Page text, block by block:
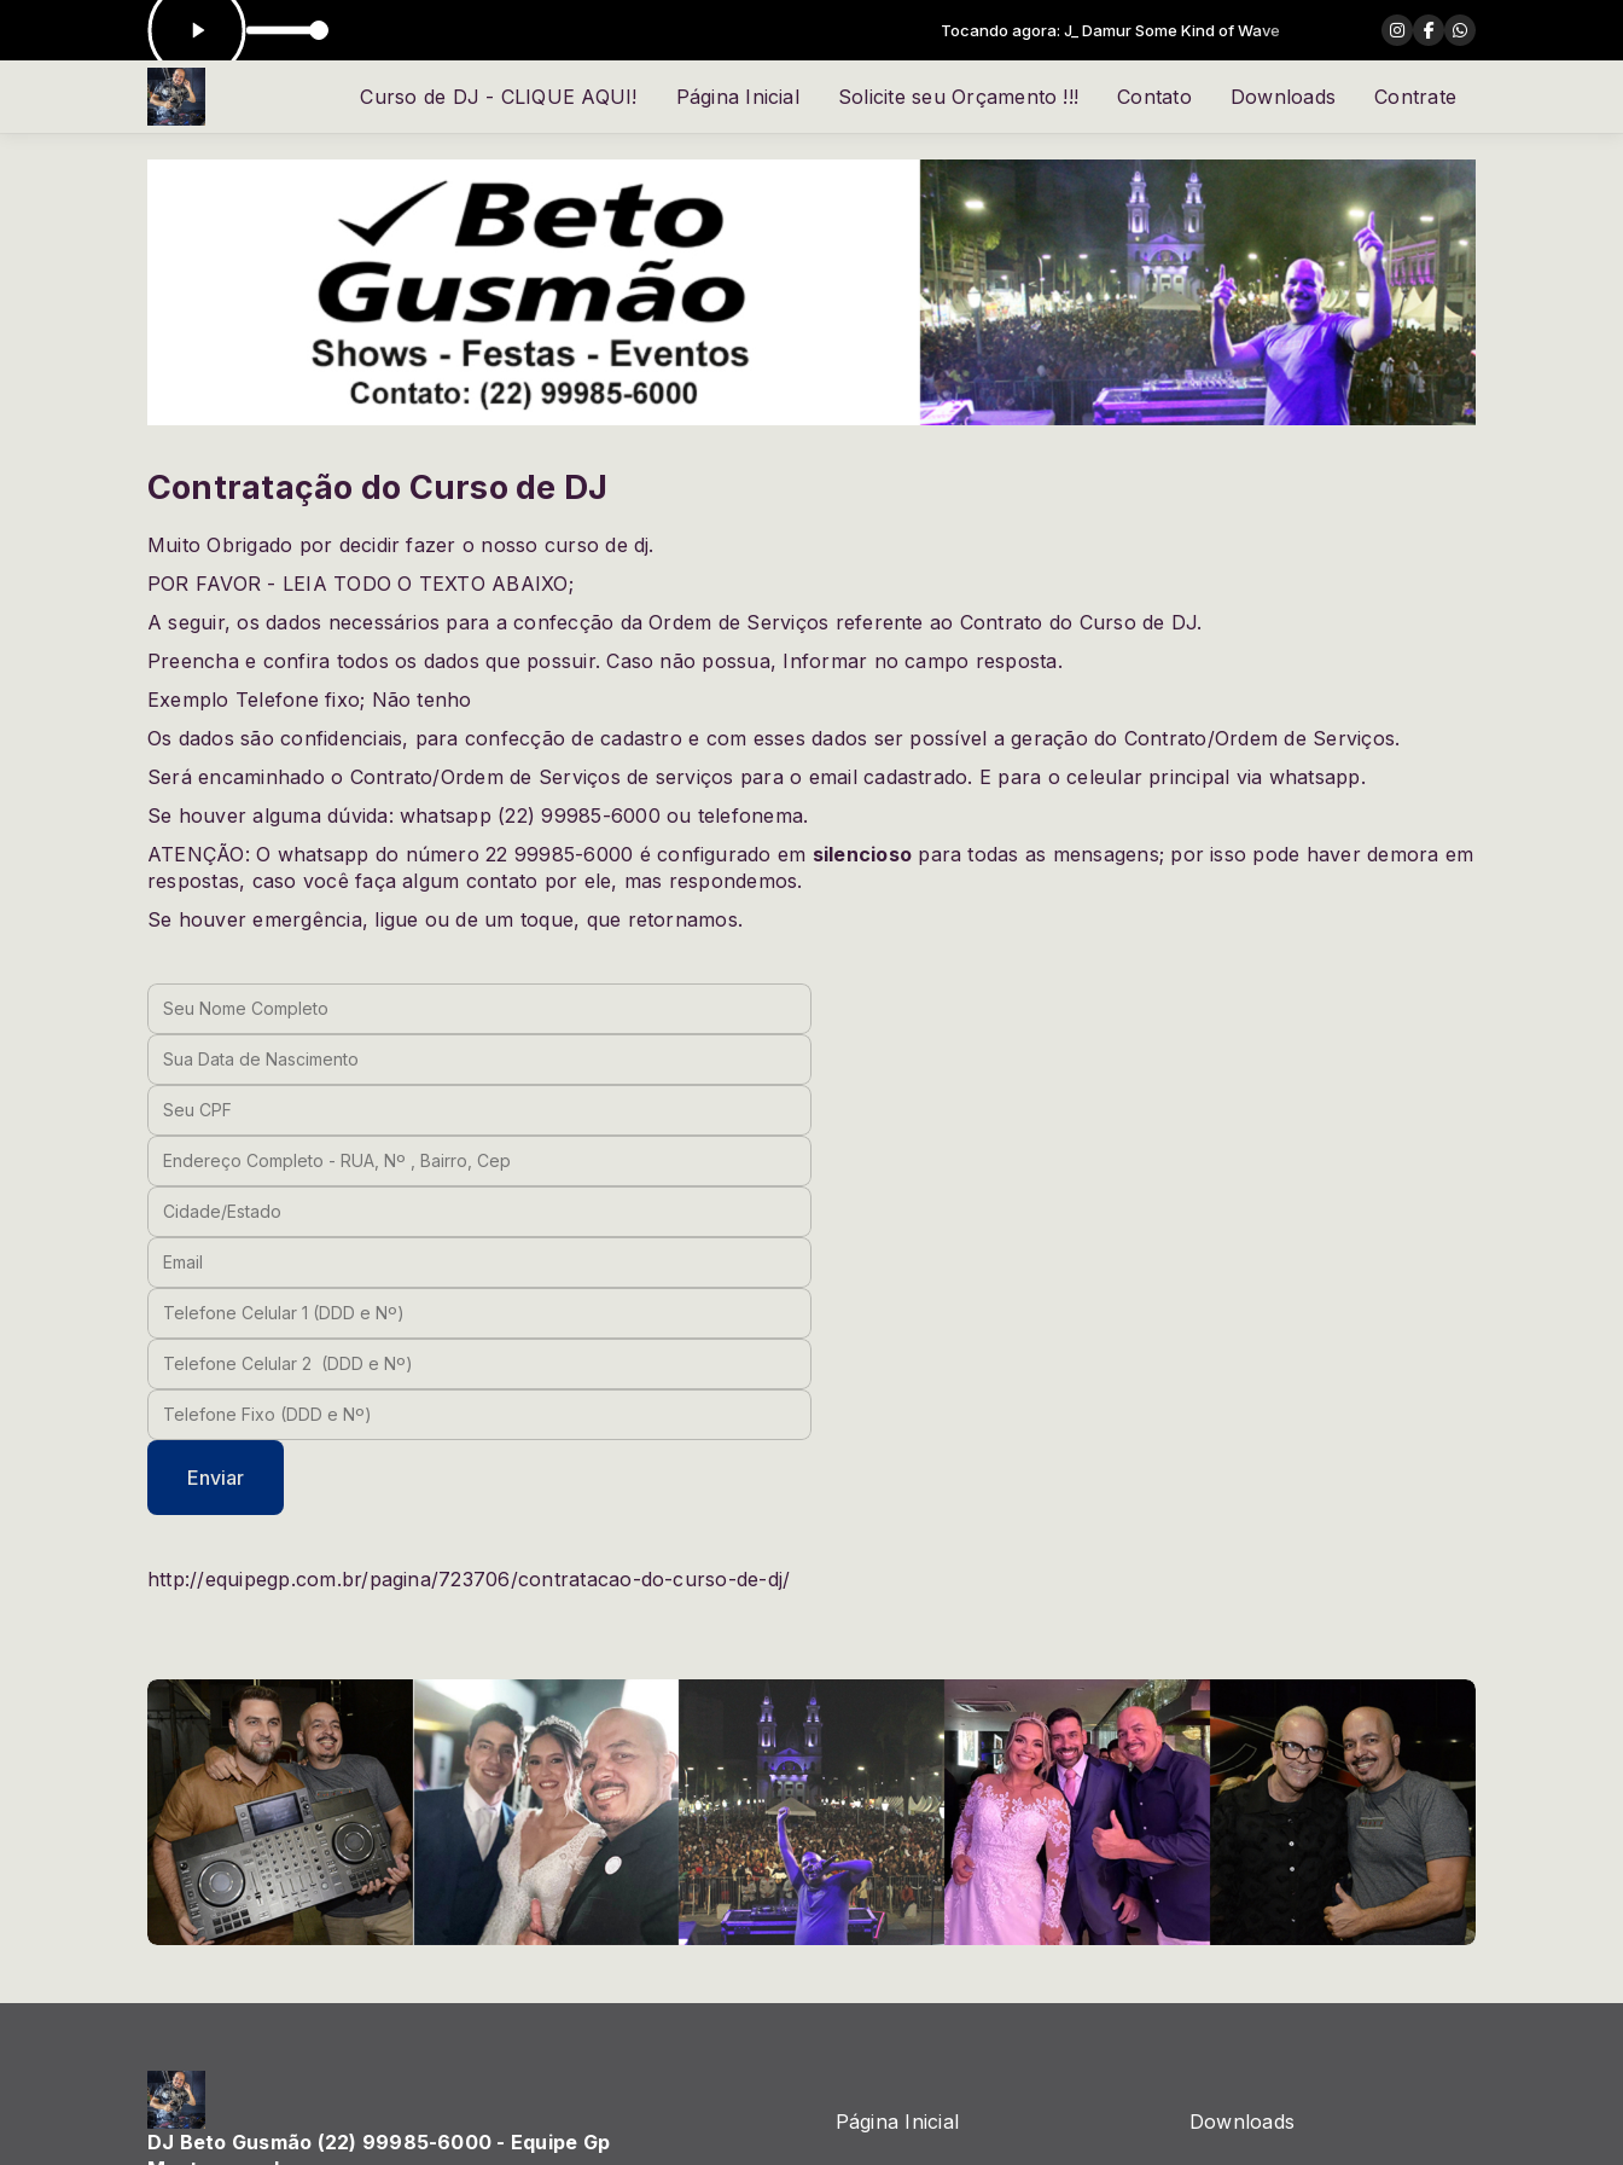
Damur Some Kind of Wave Tocando agora: J_ Damur Some Kind of Wave
Curso de DJ - CLIQUE AQUI! Página Inicial Solicite seu Orçamento !!! Contato Downloads Contrate
Contratação do Curso de DJ
Muito Obrigado por decidir fazer o nosso curso de dj.
POR FAVOR - LEIA TODO O TEXTO ABAIXO;
A seguir, os dados necessários para a confecção da Ordem de Serviços referente ao Contrato do Curso de DJ.
Preencha e confira todos os dados que possuir. Caso não possua, Informar no campo resposta.
Exemplo Telefone fixo; Não tenho
Os dados são confidenciais, para confecção de cadastro e com esses dados ser possível a geração do Contrato/Ordem de Serviços.
Será encaminhado o Contrato/Ordem de Serviços de serviços para o email cadastrado. E para o celeular principal via whatsapp.
Se houver alguma dúvida: whatsapp (22) 99985-6000 ou telefonema.
ATENÇÃO: O whatsapp do número 22 99985-6000 é configurado em silencioso para todas as mensagens; por isso pode haver demora em
respostas, caso você faça algum contato por ele, mas respondemos.
Se houver emergência, ligue ou de um toque, que retornamos.
Seu Nome Completo
Sua Data de Nascimento
Seu CPF
Endereço Completo - RUA, Nº , Bairro, Cep
Cidade/Estado
Email
Telefone Celular 1 (DDD e Nº)
Telefone Celular 2 (DDD e Nº)
Telefone Fixo (DDD e Nº)
Enviar
http://equipegp.com.br/pagina/723706/contratacao-do-curso-de-dj/
DJ Beto Gusmão (22) 99985-6000 - Equipe Gp
Página Inicial Downloads